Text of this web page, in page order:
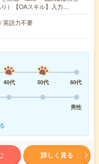
り）【OAスキル】入力…
英語力不要
40代 50代
60代
男性
詳しく見る